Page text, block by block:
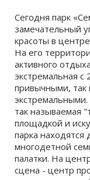
Сегодня парк
замечательный
красоты в
На его
активного
экстремальная с
привычными,
так называемая
площадкой и
парка
многодетной
палатки. На
сцена - центр